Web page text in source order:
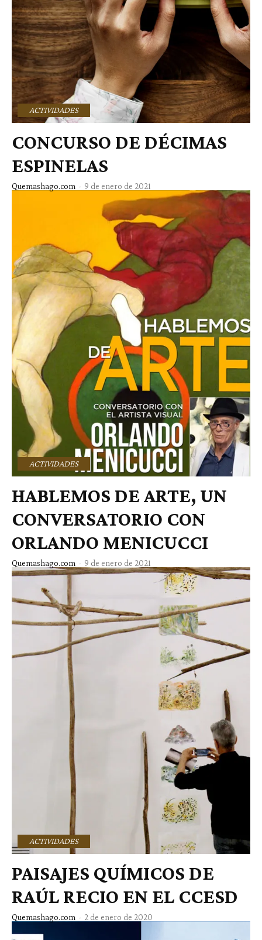
ACTIVIDADES
CONCURSO DE DÉCIMAS
ESPINELAS
Quemashago.com - 9 de enero de 2021
ACTIVIDADES
HABLEMOS DE ARTE, UN
CONVERSATORIO CON
ORLANDO MENICUCCI
Quemashago.com - 9 de enero de 2021
ACTIVIDADES
PAISAJES QUÍMICOS DE
RAÚL RECIO EN EL CCESD
Quemashago.com - 2 de enero de 2020